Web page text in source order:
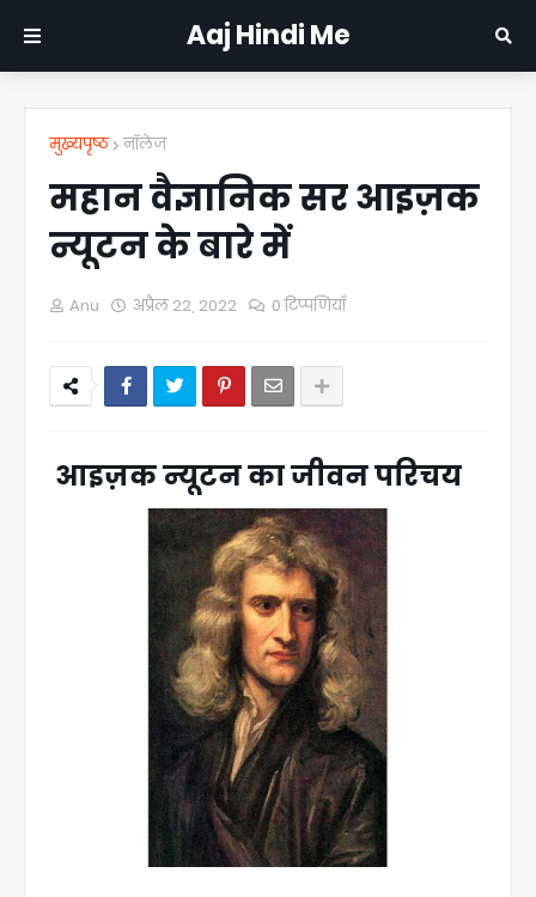
Aaj Hindi Me
मुख्यपृष्ठ नॉलेज
महान वैज्ञानिक सर आइज़क
न्यूटन के बारे में
Anu अप्रैल 22, 2022 0 टिप्पणियाँ
आइज़क न्यूटन का जीवन परिचय